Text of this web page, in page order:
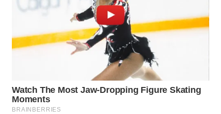
WN
BORNEO
Media
Group